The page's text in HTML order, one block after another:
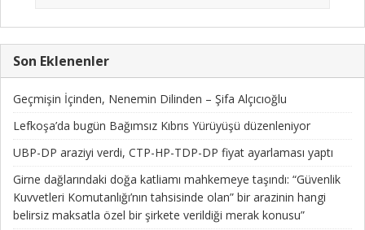
Son Eklenenler
Geçmişin İçinden, Nenemin Dilinden – Şifa Alçıcıoğlu
Lefkoşa’da bugün Bağımsız Kıbrıs Yürüyüşü düzenleniyor
UBP-DP araziyi verdi, CTP-HP-TDP-DP fiyat ayarlaması yaptı
Girne dağlarındaki doğa katliamı mahkemeye taşındı: “Güvenlik
Kuvvetleri Komutanlığı’nın tahsisinde olan” bir arazinin hangi
belirsiz maksatla özel bir şirkete verildiği merak konusu”